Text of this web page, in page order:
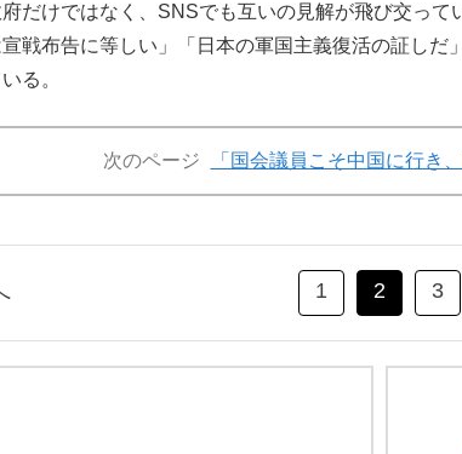
だけではなく、SNSでも互いの見解が飛び交って
戦布告に等しい」「日本の軍国主義復活の証しだ
る。
次のページ 「国会議員こそ中国に行き
1 2 3